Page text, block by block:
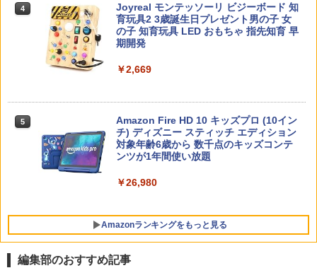
向山洋一の系譜、その先へ 授業の腕を磨
￥2,750
4
Joyreal モンテッソーリ ビジーボード 知
育玩具2 3歳誕生日プレゼント男の子 女
の子 知育玩具 LED おもちゃ 指先知育 早
期開発
￥2,669
5
Amazon Fire HD 10 キッズプロ (10イン
チ) ディズニー スティッチ エディション
対象年齢6歳から 数千点のキッズコンテ
ンツが1年間使い放題
￥26,980
Amazonランキングをもっと見る
編集部のおすすめ記事